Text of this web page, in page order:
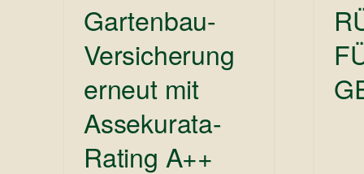
Gartenbau-
Versicherung
erneut mit
Assekurata-
Rating A++